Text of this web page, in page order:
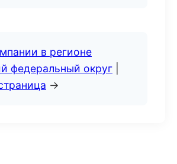
в регионе
федеральный округ
→